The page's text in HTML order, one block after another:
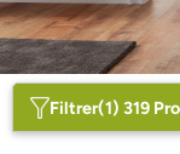
Filtrer(1) 319